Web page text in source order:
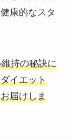
康的なスタ
持の秘訣に
イエット
届けしま